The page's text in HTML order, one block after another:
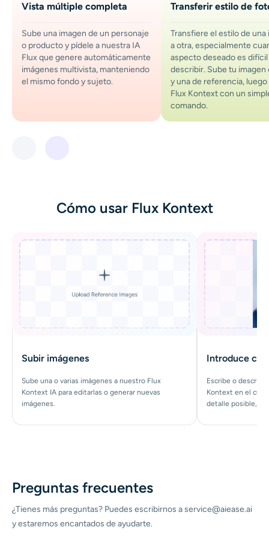
Vista múltiple completa
Sube una imagen de un personaje
o producto y pídele a nuestra IA
Flux que genere automáticamente
imágenes multivista, manteniendo
el mismo fondo y sujeto.
Transferir estilo de
Transfiere el estilo de una
a otra, especialmente
aspecto deseado es
describir. Sube tu imagen
y una de referencia, luego
Flux Kontext con un
comando.
Cómo usar Flux Kontext
Subir imágenes
Sube una o varias imágenes a nuestro Flux
Kontext IA para editarlas o generar nuevas
imágenes.
Introduce
Escribe o
Kontext en el
detalle posible,
Preguntas frecuentes
¿Tienes más preguntas? Puedes escribirnos a service@aiease.ai
y estaremos encantados de ayudarte.